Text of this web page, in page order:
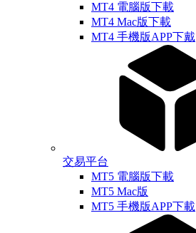
MT4 電腦版下載
MT4 Mac版下載
MT4 手機版APP下戴
交易平台
MT5 電腦版下載
MT5 Mac版
MT5 手機版APP下載